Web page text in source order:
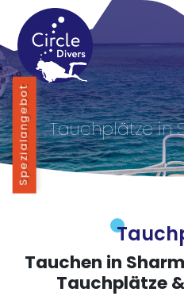
Tauchplätze in
Tauchen in
Tauchplätze
Spezialangebot